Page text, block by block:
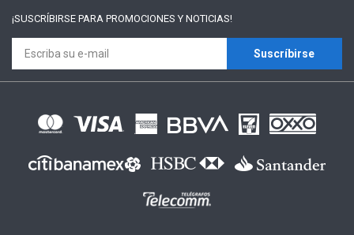
¡SUSCRÍBIRSE PARA PROMOCIONES Y NOTICIAS!
Suscríbirse